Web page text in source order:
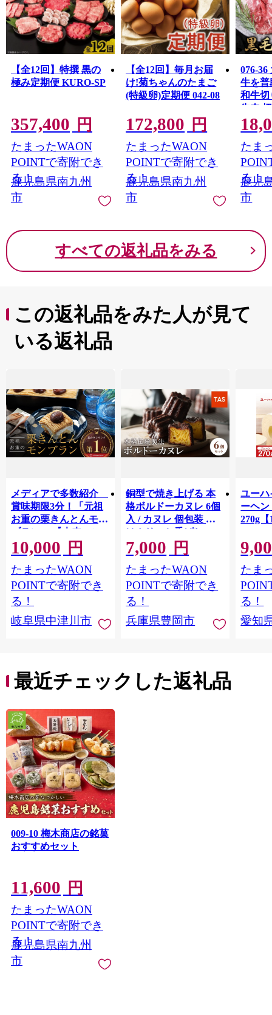
示があったことが確認されました。
寄附者の皆様には、ご心配とご迷惑をおかけしましたこ
とを、深くお詫び申し上げます。
本市では、直ちに当該事業者の返礼品に係る寄附の受付
また、既に寄附をいただき未発送の当該事業者の返礼品
について発送を見合わせておりますので、今後、個別に
ご連絡をさせていただきます。
附者の皆様には、誠意を持って真摯に対応させていただ
く所存です。
何卒ご理解賜りますようお願い申し上げます。
【全12回】特撰 黒の
極み定期便 KURO-SP
357,400 円
たまったWAON
POINTで寄附でき
る！
鹿児島県南九州
市
【全12回】毎月お届
け!菊ちゃんのたまご
(特級卵)定期便 042-08
172,800 円
たまったWAON
POINTで寄附でき
る！
鹿児島県南九州
市
076-
牛を普
和牛切
牛肉
たま
る！
鹿児
市
すべての返礼品をみる
この返礼品をみた人が見て
いる返礼品
メディアで多数紹介
賞味期限3分！「元祖
お重の栗きんとんモン
ブラン」 【未来のご
褒美】スイーツ 栗 モ
ンブラン くりきんと
ん デザート ご褒美 お
取り寄せ くり お菓子
10,000 円
たまったWAON
POINTで寄附でき
る！
岐阜県中津川市
銅型で焼き上げる 本
格ボルドーカヌレ 6個
入 / カヌレ 個包装 外
はカリッと香ばしい
中はもっちり ラム酒
バニラ お取り寄せ ス
イーツ 焼き菓子 詰め
合わせ ホワイトデー
お返し 冷凍 手作り 化
粧箱入り ギフト TAS
BAKE
7,000 円
たまったWAON
POINTで寄附でき
る！
兵庫県豊岡市
ユーハ
ーヘ
270g【
たま
る！
愛知
最近チェックした返礼品
009-10 梅木商店の銘菓
おすすめセット
11,600 円
たまったWAON
POINTで寄附でき
る！
鹿児島県南九州
市